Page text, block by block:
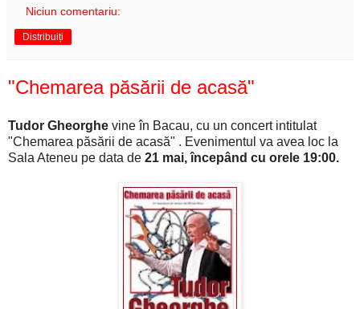
Niciun comentariu:
Distribuiți
"Chemarea păsării de acasă"
Tudor Gheorghe vine în Bacau, cu un concert intitulat
"Chemarea păsării de acasă" . Evenimentul va avea loc la
Sala Ateneu pe data de 21 mai, începând cu orele 19:00.